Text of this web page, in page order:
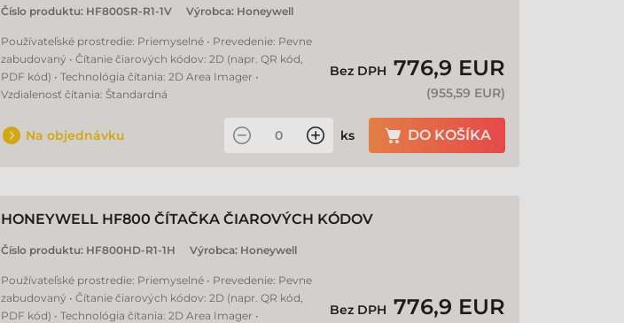
Číslo produktu: HF800SR-R1-1V Výrobca: Honeywell
Používateľské prostredie: Priemyselné • Prevedenie: Pevne
zabudovaný • Čítanie čiarových kódov: 2D (napr. QR kód,
PDF kód) • Technológia čítania: 2D Area Imager •
Vzdialenosť čítania: Štandardná
Bez DPH 776,9 EUR
(955,59 EUR)
Na objednávku ks DO KOŠÍKA
HONEYWELL HF800 ČÍTAČKA ČIAROVÝCH KÓDOV
Číslo produktu: HF800HD-R1-1H Výrobca: Honeywell
Používateľské prostredie: Priemyselné • Prevedenie: Pevne
zabudovaný • Čítanie čiarových kódov: 2D (napr. QR kód,
PDF kód) • Technológia čítania: 2D Area Imager •
Bez DPH 776,9 EUR